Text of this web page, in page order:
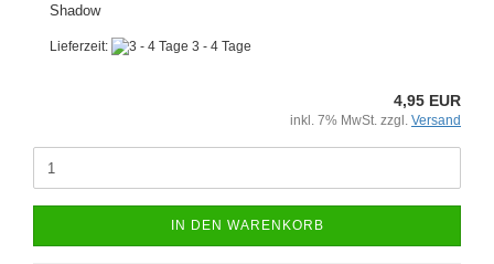
Shadow
Lieferzeit: 3 - 4 Tage
4,95 EUR
inkl. 7% MwSt. zzgl. Versand
IN DEN WARENKORB